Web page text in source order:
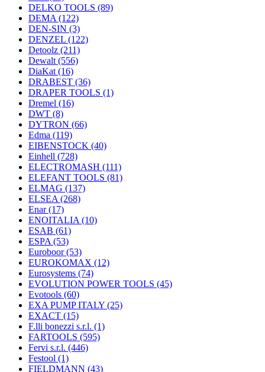
DELKO TOOLS (89)
DEMA (122)
DEN-SIN (3)
DENZEL (122)
Detoolz (211)
Dewalt (556)
DiaKat (16)
DRABEST (36)
DRAPER TOOLS (1)
Dremel (16)
DWT (8)
DYTRON (66)
Edma (119)
EIBENSTOCK (40)
Einhell (728)
ELECTROMASH (111)
ELEFANT TOOLS (81)
ELMAG (137)
ELSEA (268)
Enar(17)
ENOITALIA (10)
ESAB (61)
ESPA (53)
Euroboor(53)
EUROKOMAX (12)
Eurosystems (74)
EVOLUTION POWER TOOLS (45)
Evotools (60)
EXA PUMP ITALY (25)
EXACT (15)
F.lli bonezzi s.r.l. (1)
FARTOOLS (595)
Fervi s.r.l. (446)
Festool (1)
FIELDMANN (43)